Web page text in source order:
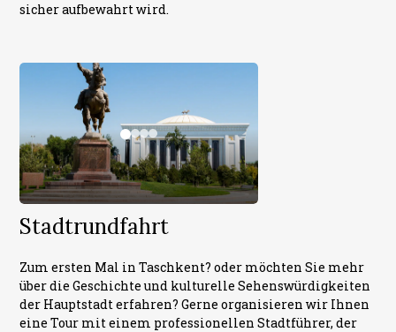
sicher aufbewahrt wird.
Stadtrundfahrt
Zum ersten Mal in Taschkent? oder möchten Sie mehr
über die Geschichte und kulturelle Sehenswürdigkeiten
der Hauptstadt erfahren? Gerne organisieren wir Ihnen
eine Tour mit einem professionellen Stadtführer, der